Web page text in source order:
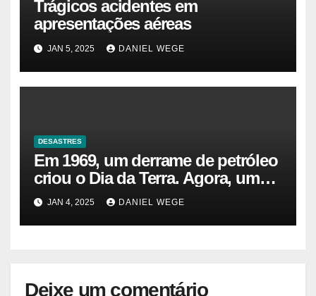
Trágicos acidentes em
apresentações aéreas
JAN 5, 2025 DANIEL WEGE
DESASTRES
Em 1969, um derrame de petróleo
criou o Dia da Terra. Agora, um
gasoduto pode reabrir |
Sustentabilidade
JAN 4, 2025 DANIEL WEGE
Deixe um comentário